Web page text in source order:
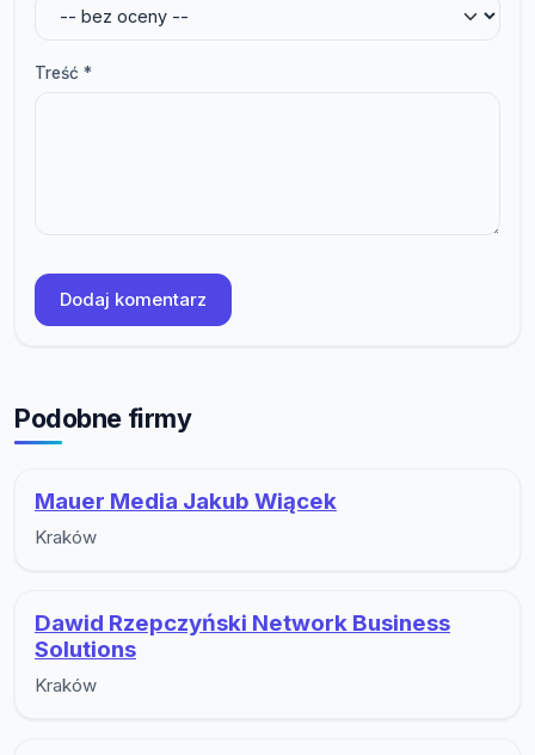
Treść *
Dodaj komentarz
Podobne firmy
Mauer Media Jakub Wiącek
Kraków
Dawid Rzepczyński Network Business
Solutions
Kraków